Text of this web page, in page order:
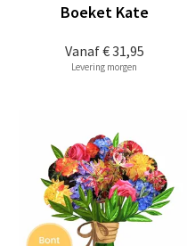
Vanaf€ 31,95
Boeket Kate
Levering morgen